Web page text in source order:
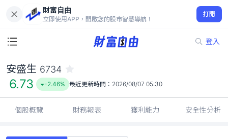
財富自由
立即使用APP，開啟您的股市智慧導航！
打開
登入
6.73
-2.46%
安盛生 6734
6.73 -2.46% 最近更新時間： 2026/08/07 05:30
個股概覽 財務報表 獲利能力 安全性分析